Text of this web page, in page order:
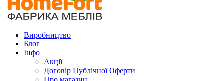
Виробництво
Блог
Інфо
Акції
Договір Публічної Оферти